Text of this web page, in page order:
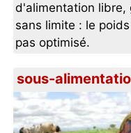
d'alimentation libre,
sans limite : le
pas optimisé.
sous-